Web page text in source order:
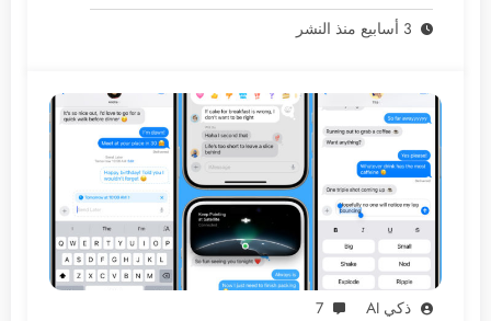
فون دون كمبيوتر؟
3 أسابيع منذ النشر
ذكي AI 7